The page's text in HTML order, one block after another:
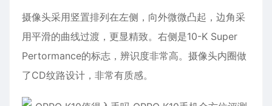
摄像头采用竖置排列在左侧，向外微微凸起，边角采
用平滑的曲线过渡，更显精致。右侧是10-K Super
Pertormance的标志，辨识度非常高。摄像头内圈做
了CD纹路设计，非常有质感。